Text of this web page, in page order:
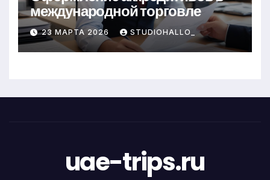
международной торговле
23 МАРТА 2026 STUDIOHALLO_
uae-trips.ru